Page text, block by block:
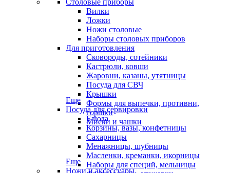
Столовые приборы
Вилки
Ложки
Ножи столовые
Наборы столовых приборов
Для приготовления
Сковороды, сотейники
Кастрюли, ковши
Жаровни, казаны, утятницы
Посуда для СВЧ
Крышки
Формы для выпечки, противни,
горшки
Миски и чашки
Еще
Посуда для сервировки
Блюда
Корзины, вазы, конфетницы
Сахарницы
Менажницы, шубницы
Масленки, креманки, икорницы
Наборы для специй, мельницы
Еще
Ножи и аксессуары